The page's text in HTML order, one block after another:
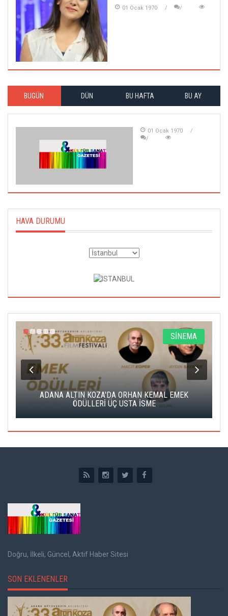
01 Ocak 1970
BUGÜN DÜN BU HAFTA BU AY
01 Ocak 1970
HAVA DURUMU
SİNEMA
ADANA ALTIN KOZA'DA ORHAN KEMAL EMEK
ÖDÜLLERİ ÜÇ USTA İSME
Doğru, İlkeli, Güncel, Aktif Haber Sitesi
SON EKLENENLER